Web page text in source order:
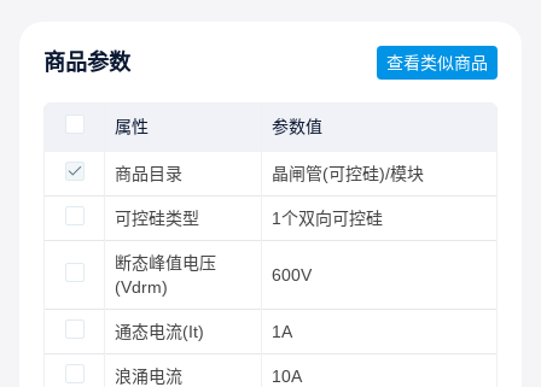
商品参数 查看类似商品
属性 参数值
商品目录 晶闸管(可控硅)/模块
可控硅类型 1个双向可控硅
断态峰值电压
(Vdrm)
600V
通态电流(It) 1A
浪涌电流 10A